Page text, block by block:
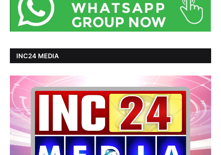
INC24 MEDIA